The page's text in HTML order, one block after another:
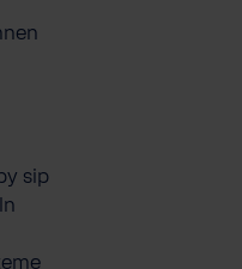
sip